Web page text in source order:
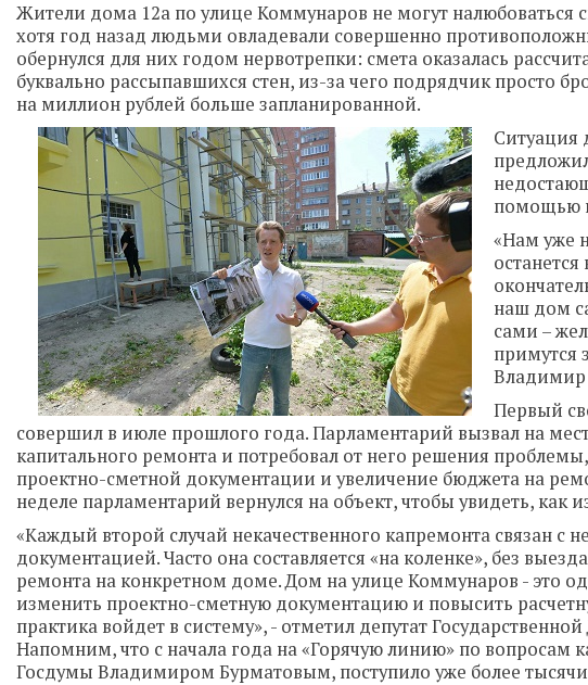
Жители дома 12а по улице Коммунаров не могут
хотя год назад людьми овладевали совершенно
обернулся для них годом нервотрепки: смета оказалась
буквально рассыпавшихся стен, из-за чего подрядчик просто
на миллион рублей больше запланированной.
Ситуация
помощью
«Нам уже
наш дом
сами –
примутся
Владимир
Первый
совершил в июле прошлого года. Парламентарий вызвал на
капитального ремонта и потребовал от него решения
проектно-сметной документации и увеличение бюджета на
неделе парламентарий вернулся на объект, чтобы увидеть, как
«Каждый второй случай некачественного капремонта связан с
документацией. Часто она составляется «на коленке», без
ремонта на конкретном доме. Дом на улице Коммунаров - это
изменить проектно-сметную документацию и повысить
практика войдет в систему», - отметил депутат
Напомним, что с начала года на «Горячую линию» по вопросам
Госдумы Владимиром Бурматовым, поступило уже более